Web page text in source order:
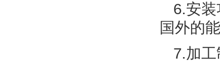
6.安装
国外的能
7.加工